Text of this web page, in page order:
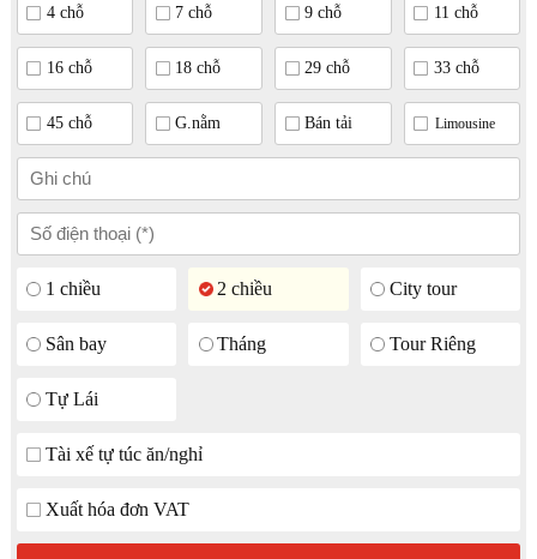
4 chỗ 7 chỗ 9 chỗ 11 chỗ
16 chỗ 18 chỗ 29 chỗ 33 chỗ
45 chỗ G.nằm Bán tải Limousine
1 chiều 2 chiều City tour
Sân bay Tháng Tour Riêng
Tự Lái
Tài xế tự túc ăn/nghỉ
Xuất hóa đơn VAT